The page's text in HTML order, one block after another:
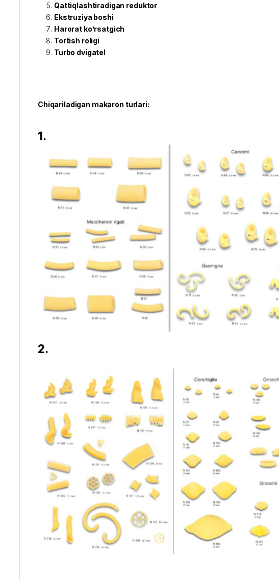
Qattiqlashtiradigan reduktor
Ekstruziya boshi
Harorat ko’rsatgich
Tortish roligi
Turbo dvigatel
Chiqariladigan makaron turlari:
1.
2.